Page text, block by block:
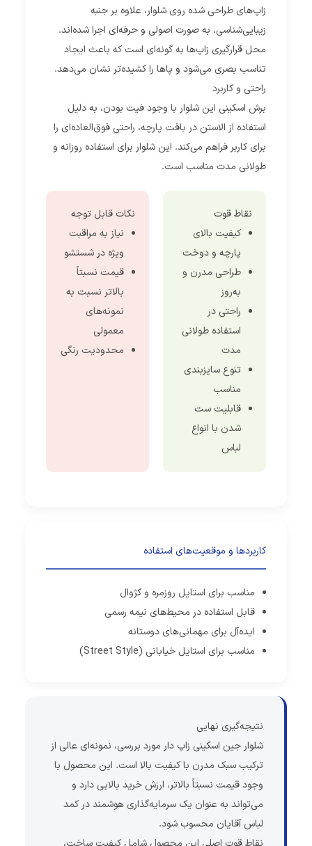
زاپ‌های طراحی شده روی شلوار، علاوه بر جنبه
زیبایی‌شناسی، به صورت اصولی و حرفه‌ای اجرا شده‌اند.
محل قرارگیری زاپ‌ها به گونه‌ای است که باعث ایجاد
تناسب بصری می‌شود و پاها را کشیده‌تر نشان می‌دهد.
راحتی و کاربرد
برش اسکینی این شلوار با وجود فیت بودن، به دلیل
استفاده از الاستن در بافت پارچه، راحتی فوق‌العاده‌ای را
برای کاربر فراهم می‌کند. این شلوار برای استفاده روزانه و
طولانی مدت مناسب است.
نقاط قوت
کیفیت بالای
پارچه و دوخت
طراحی مدرن و
به‌روز
راحتی در
استفاده طولانی
مدت
تنوع سایزبندی
مناسب
قابلیت ست
شدن با انواع
لباس
نکات قابل توجه
نیاز به مراقبت
ویژه در شستشو
قیمت نسبتاً
بالاتر نسبت به
نمونه‌های
معمولی
محدودیت رنگی
کاربردها و موقعیت‌های استفاده
مناسب برای استایل روزمره و کژوال
قابل استفاده در محیط‌های نیمه رسمی
ایده‌آل برای مهمانی‌های دوستانه
مناسب برای استایل خیابانی (Street Style)
نتیجه‌گیری نهایی
شلوار جین اسکینی زاپ دار مورد بررسی، نمونه‌ای عالی از
ترکیب سبک مدرن با کیفیت بالا است. این محصول با
وجود قیمت نسبتاً بالاتر، ارزش خرید بالایی دارد و
می‌تواند به عنوان یک سرمایه‌گذاری هوشمند در کمد
لباس آقایان محسوب شود.